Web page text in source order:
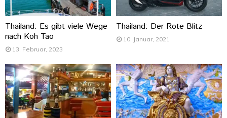
Thailand: Es gibt viele Wege
nach Koh Tao
13. Februar, 2023
Thailand: Der Rote Blitz
10. Januar, 2021